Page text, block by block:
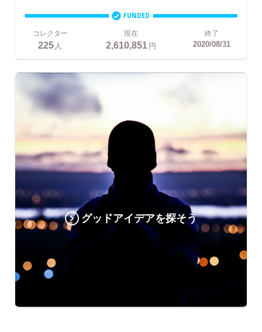
FUNDED
コレクター
225 人
現在
2,610,851円
終了
2020/08/31
グッドアイデアを探そう